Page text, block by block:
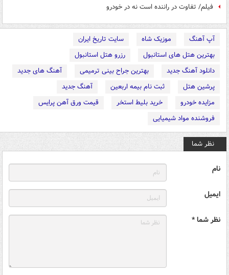
فیلم/ تفاوت در راننده است نه در خودرو
آپ آهنگ موزیک شاه
سایت تاریخ ایران
بهترین هتل های استانبول
رزرو هتل استانبول
دانلود آهنگ جدید
بهترین جراح بینی ترمیمی
آهنگ های جدید
پرشین هتل
ثبت نام بیمه اربعین
آهنگ جدید
مزایده خودرو
خرید بلیط استخر
قیمت ورق آهن پرایس
فروشنده مواد شیمیایی
نظر شما
نام
ایمیل
نظر شما *